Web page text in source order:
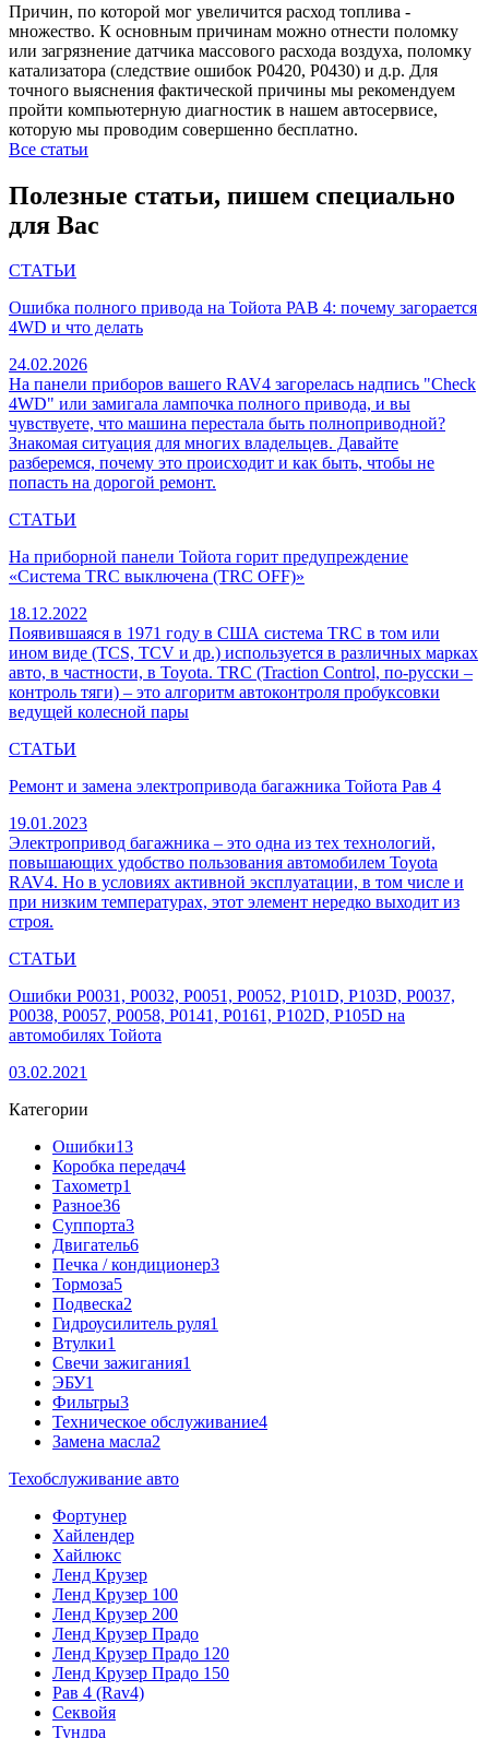
Причин, по которой мог увеличится расход топлива -
множество. К основным причинам можно отнести поломку
или загрязнение датчика массового расхода воздуха, поломку
катализатора (следствие ошибок P0420, P0430) и д.р. Для
точного выяснения фактической причины мы рекомендуем
пройти компьютерную диагностик в нашем автосервисе,
которую мы проводим совершенно бесплатно.
Все статьи
Полезные статьи, пишем специально
для Вас
СТАТЬИ
Ошибка полного привода на Тойота РАВ 4: почему загорается
4WD и что делать
24.02.2026
На панели приборов вашего RAV4 загорелась надпись "Check
4WD" или замигала лампочка полного привода, и вы
чувствуете, что машина перестала быть полноприводной?
Знакомая ситуация для многих владельцев. Давайте
разберемся, почему это происходит и как быть, чтобы не
попасть на дорогой ремонт.
СТАТЬИ
На приборной панели Тойота горит предупреждение
«Система TRC выключена (TRC OFF)»
18.12.2022
Появившаяся в 1971 году в США система TRC в том или
ином виде (TCS, TCV и др.) используется в различных марках
авто, в частности, в Toyota. TRC (Traction Control, по-русски –
контроль тяги) – это алгоритм автоконтроля пробуксовки
ведущей колесной пары
СТАТЬИ
Ремонт и замена электропривода багажника Тойота Рав 4
19.01.2023
Электропривод багажника – это одна из тех технологий,
повышающих удобство пользования автомобилем Toyota
RAV4. Но в условиях активной эксплуатации, в том числе и
при низким температурах, этот элемент нередко выходит из
строя.
СТАТЬИ
Ошибки P0031, P0032, P0051, P0052, P101D, P103D, P0037,
P0038, P0057, P0058, P0141, P0161, P102D, P105D на
автомобилях Тойота
03.02.2021
Категории
Ошибки13
Коробка передач4
Тахометр1
Разное36
Cуппорта3
Двигатель6
Печка / кондиционер3
Тормоза5
Подвеска2
Гидроусилитель руля1
Втулки1
Свечи зажигания1
ЭБУ1
Фильтры3
Техническое обслуживание4
Замена масла2
Техобслуживание авто
Фортунер
Хайлендер
Хайлюкс
Ленд Крузер
Ленд Крузер 100
Ленд Крузер 200
Ленд Крузер Прадо
Ленд Крузер Прадо 120
Ленд Крузер Прадо 150
Рав 4 (Rav4)
Секвойя
Тундра